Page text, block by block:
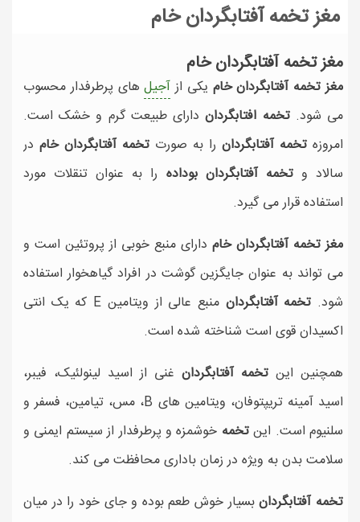
مغز تخمه آفتابگردان خام
مغز تخمه آفتابگردان خام
مغز تخمه آفتابگردان خام یکی ازآجیل های پرطرفدار محسوب
می شود. تخمه افتابگرداندارای طبیعت گرم و خشک است.
امروزه تخمه آفتابگردان را به صورت تخمه آفتابگردان خام در
سالاد و تخمه آفتابگردان بوداده را به عنوان تنقلات مورد
استفاده قرار می گیرد.
مغز تخمه آفتابگردان خام دارای منبع خوبی از پروتئین است و
می تواند به عنوان جایگزین گوشت در افراد گیاهخوار استفاده
شود. تخمه آفتابگردان
منبع عالی از ویتامین E که یک انتی
اکسیدان قوی است شناخته شده است.
همچنین این تخمه آفتابگردان غنی از اسید لینولئیک، فیبر،
اسید آمینه تریپتوفان، ویتامین های B، مس، تیامین، فسفر و
سلنیوم است. اینتخمه خوشمزه و پرطرفدار از سیستم ایمنی و
سلامت بدن به ویژه در زمان باداری محافظت می کند.
تخمه آفتابگردانبسیار خوش طعم بوده و جای خود را در میان